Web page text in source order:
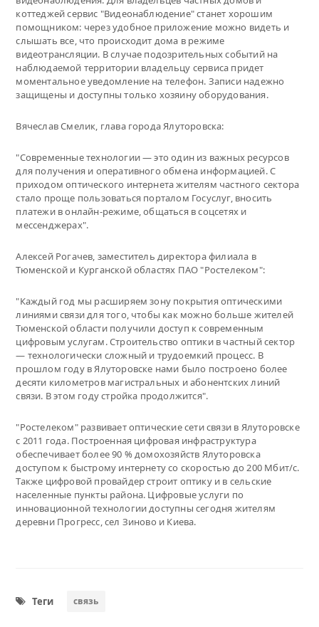
коттеджей сервис "Видеонаблюдение" станет хорошим
помощником: через удобное приложение можно видеть и
слышать все, что происходит дома в режиме
видеотрансляции. В случае подозрительных событий на
наблюдаемой территории владельцу сервиса придет
моментальное уведомление на телефон. Записи надежно
защищены и доступны только хозяину оборудования.
Вячеслав Смелик, глава города Ялуторовска:
"Современные технологии — это один из важных ресурсов
для получения и оперативного обмена информацией. С
приходом оптического интернета жителям частного сектора
стало проще пользоваться порталом Госуслуг, вносить
платежи в онлайн-режиме, общаться в соцсетях и
мессенджерах".
Алексей Рогачев, заместитель директора филиала в
Тюменской и Курганской областях ПАО "Ростелеком":
"Каждый год мы расширяем зону покрытия оптическими
линиями связи для того, чтобы как можно больше жителей
Тюменской области получили доступ к современным
цифровым услугам. Строительство оптики в частный сектор
— технологически сложный и трудоемкий процесс. В
прошлом году в Ялуторовске нами было построено более
десяти километров магистральных и абонентских линий
связи. В этом году стройка продолжится".
"Ростелеком" развивает оптические сети связи в Ялуторовске
с 2011 года. Построенная цифровая инфраструктура
обеспечивает более 90 % домохозяйств Ялуторовска
доступом к быстрому интернету со скоростью до 200 Мбит/с.
Также цифровой провайдер строит оптику и в сельские
населенные пункты района. Цифровые услуги по
инновационной технологии доступны сегодня жителям
деревни Прогресс, сел Зиново и Киева.
Теги связь